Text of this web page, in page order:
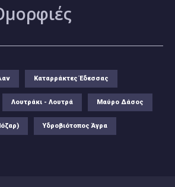
Καταρράκτες Έδεσσας
Λουτράκι - Λουτρά Μαύρο Δάσος
Υδροβιότοπος Άγρα